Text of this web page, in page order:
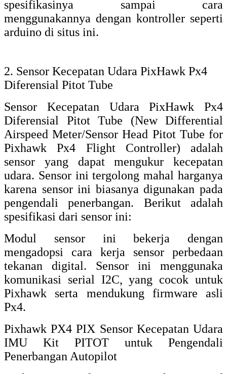
Modul sensor ini bekerja dengan
mengadopsi cara kerja sensor perbedaan
tekanan digital. Sensor ini menggunaka
Pixhawk serta mendukung firmware asli
Px4.
Pixhawk PX4 PIX Sensor Kecepatan Udara
IMU Kit PITOT untuk Pengendali
Penerbangan Autopilot
Update Airspeed Sensor Breakout Board
yang menggunakan IMU sinyal diferensial
digital, komunikasi 12C, cocok untuk
Pixhawk menggunakan firmware PX4.
Sensor ini sangat berbeda dengan sinyal
kompatibel dengan APM. jadi pastikan
sebelum membeli.
3. Sensor Kecepatan Udara Du
MPXV7002DP APM2.5 APM2.52
Sensor Kecepatan Udara Du MPXV7002DP
APM2.5 APM2.52 ini juga merupakan
sensor yang digunakan dalam pengendali
penerbangan.